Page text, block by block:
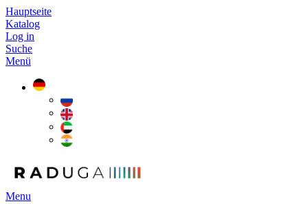
Hauptseite
Katalog
Log in
Suche
Menü
Menu